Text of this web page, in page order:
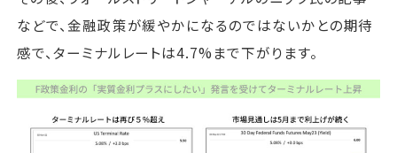
などで、金融政策が緩やかになるのではないかとの期待
感で、ターミナルレートは4.7%まで下がります。